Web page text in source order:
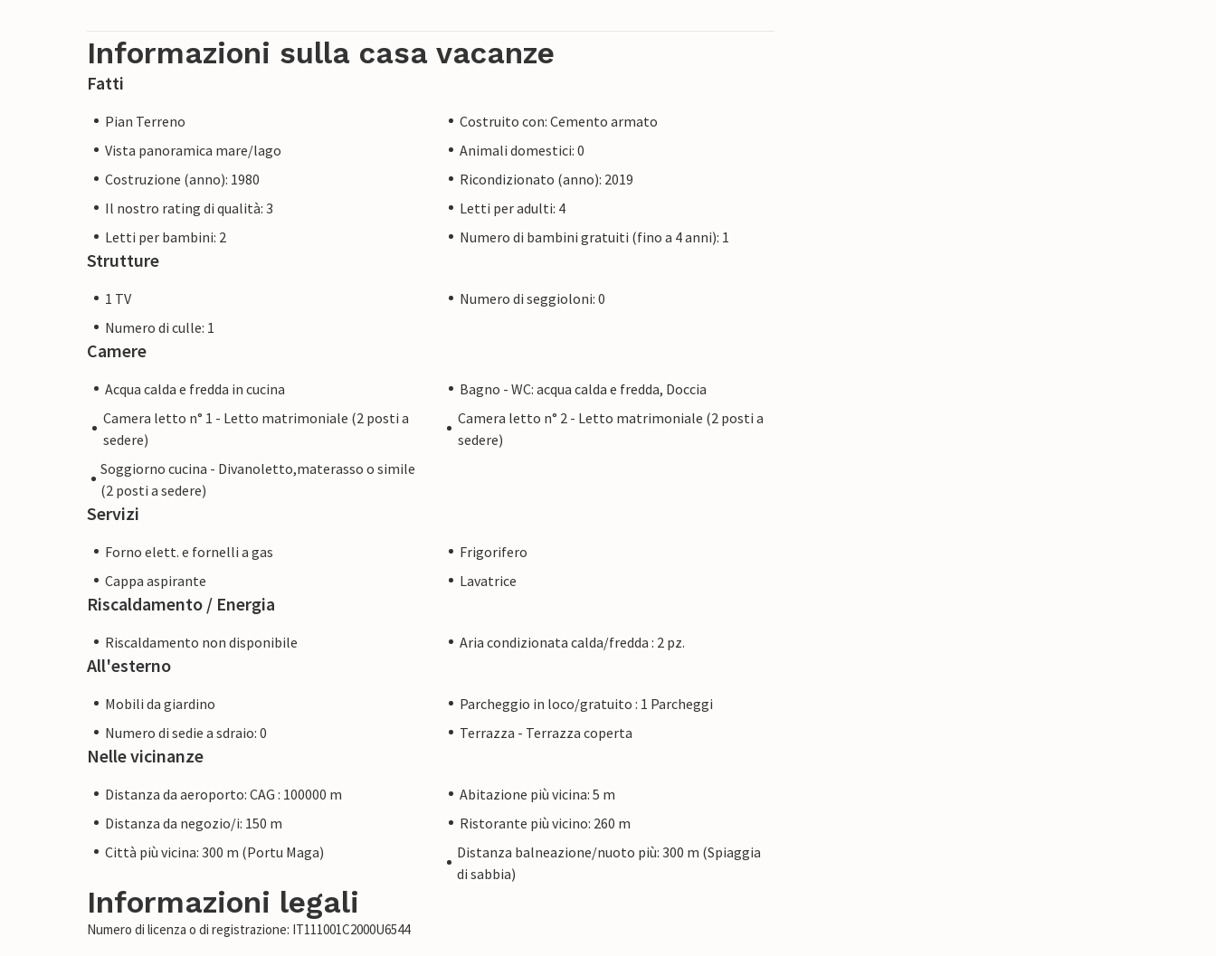
Informazioni sulla casa vacanze
Fatti
Pian Terreno
Costruito con: Cemento armato
Vista panoramica mare/lago
Animali domestici: 0
Costruzione (anno): 1980
Ricondizionato (anno): 2019
Il nostro rating di qualità: 3
Letti per adulti: 4
Letti per bambini: 2
Numero di bambini gratuiti (fino a 4 anni): 1
Strutture
1 TV
Numero di seggioloni: 0
Numero di culle: 1
Camere
Acqua calda e fredda in cucina
Bagno - WC: acqua calda e fredda, Doccia
Camera letto n° 1 - Letto matrimoniale (2 posti a
sedere)
Camera letto n° 2 - Letto matrimoniale (2 posti a
sedere)
Soggiorno cucina - Divanoletto,materasso o simile
(2 posti a sedere)
Servizi
Forno elett. e fornelli a gas
Frigorifero
Cappa aspirante
Lavatrice
Riscaldamento / Energia
Riscaldamento non disponibile Aria condizionata calda/fredda : 2 pz.
All'esterno
Mobili da giardino
Parcheggio in loco/gratuito : 1 Parcheggi
Numero di sedie a sdraio: 0
Terrazza - Terrazza coperta
Nelle vicinanze
Distanza da aeroporto: CAG : 100000 m
Abitazione più vicina: 5 m
Distanza da negozio/i: 150 m
Ristorante più vicino: 260 m
Città più vicina: 300 m (Portu Maga)
Distanza balneazione/nuoto più: 300 m (Spiaggia
di sabbia)
Informazioni legali
Numero di licenza o di registrazione: IT111001C2000U6544